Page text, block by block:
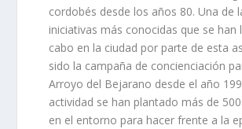
cordobés desde los años 80. Una de
iniciativas más conocidas que se han
cabo en la ciudad por parte de esta
sido la campaña de concienciación
Arroyo del Bejarano desde el año
actividad se han plantado más de
en el entorno para hacer frente a la